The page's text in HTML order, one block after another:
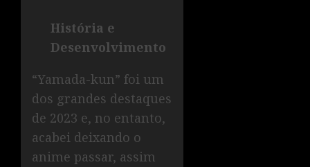
História e
Desenvolvimento
“Yamada-kun” foi um
dos grandes destaques
de 2023 e, no entanto,
acabei deixando o
anime passar, assim